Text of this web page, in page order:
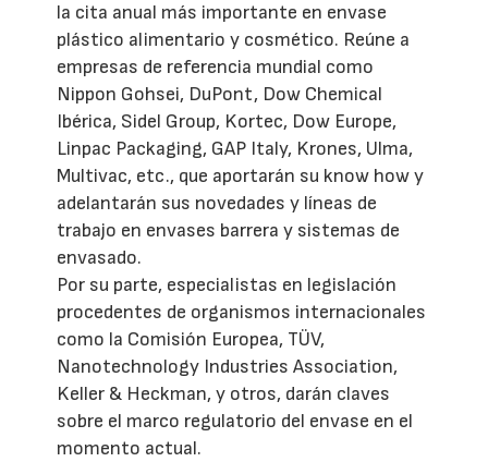
la cita anual más importante en envase
plástico alimentario y cosmético. Reúne a
empresas de referencia mundial como
Nippon Gohsei, DuPont, Dow Chemical
Ibérica, Sidel Group, Kortec, Dow Europe,
Linpac Packaging, GAP Italy, Krones, Ulma,
Multivac, etc., que aportarán su know how y
adelantarán sus novedades y líneas de
trabajo en envases barrera y sistemas de
envasado.
Por su parte, especialistas en legislación
procedentes de organismos internacionales
como la Comisión Europea, TÜV,
Nanotechnology Industries Association,
Keller & Heckman, y otros, darán claves
sobre el marco regulatorio del envase en el
momento actual.